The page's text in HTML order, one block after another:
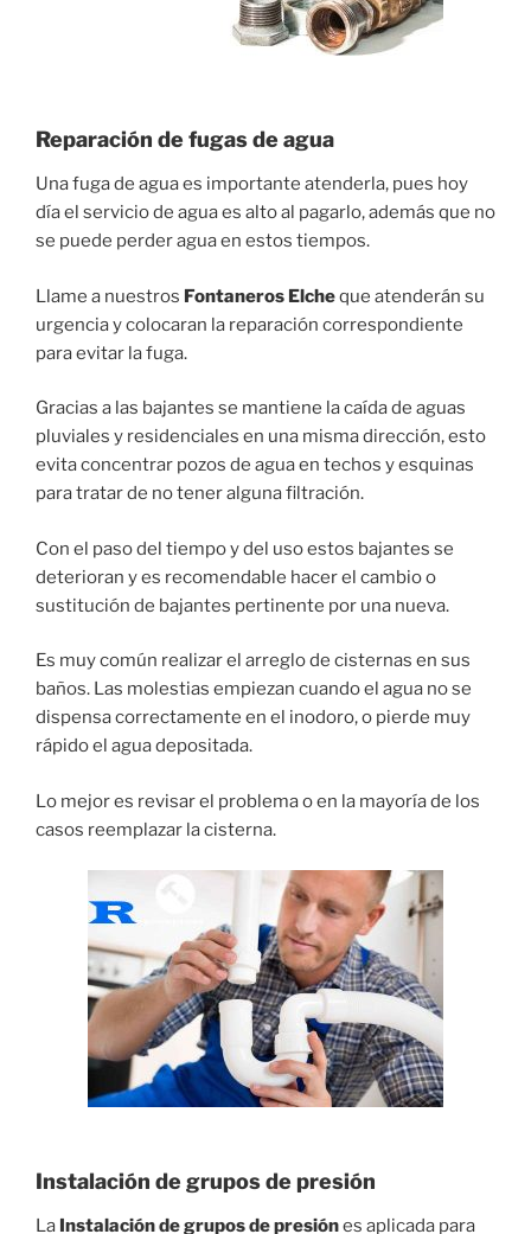
Reparación de fugas de agua
Una fuga de agua es importante atenderla, pues hoy
día el servicio de agua es alto al pagarlo, además que no
se puede perder agua en estos tiempos.
Llame a nuestros Fontaneros Elcheque atenderán su
urgencia y colocaran la reparación correspondiente
para evitar la fuga.
Gracias a las bajantes se mantiene la caída de aguas
pluviales y residenciales en una misma dirección, esto
evita concentrar pozos de agua en techos y esquinas
para tratar de no tener alguna filtración.
Con el paso del tiempo y del uso estos bajantes se
deterioran y es recomendable hacer el cambio o
sustitución de bajantes pertinente por una nueva.
Es muy común realizar el arreglo de cisternas en sus
baños. Las molestias empiezan cuando el agua no se
dispensa correctamente en el inodoro, o pierde muy
rápido el agua depositada.
Lo mejor es revisar el problema o en la mayoría de los
casos reemplazar la cisterna.
Instalación de grupos de presión
La Instalación de grupos de presiónes aplicada para